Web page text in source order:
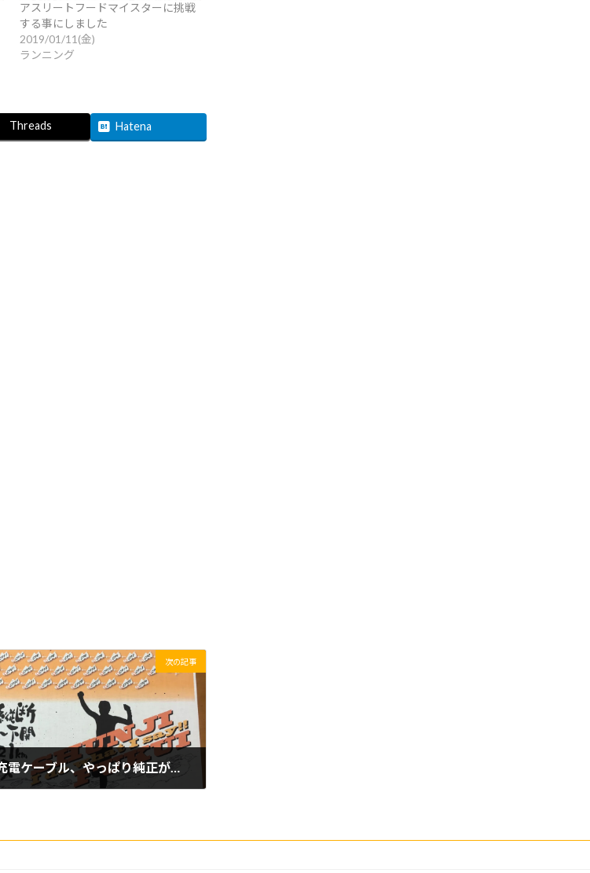
アスリートフードマイスターに挑戦
する事にしました
2019/01/11(金)
ランニング
Threads Hatena
次の記事
ガーミン充電ケーブル、やっぱり純正が一番！？